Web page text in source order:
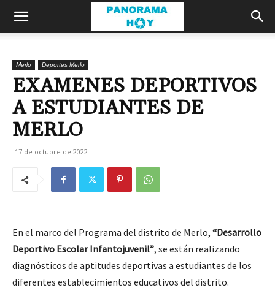
Merlo Deportes Merlo
EXAMENES DEPORTIVOS
A ESTUDIANTES DE
MERLO
17 de octubre de 2022
En el marco del Programa del distrito de Merlo, “Desarrollo
Deportivo Escolar Infantojuvenil”, se están realizando
diagnósticos de aptitudes deportivas a estudiantes de los
diferentes establecimientos educativos del distrito.